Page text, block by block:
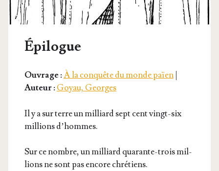
Épilogue
Ouvrage :À la conquête du monde païen|
Auteur :Goyau, Georges
Il y a sur terre un mil­liard sept cent vingt-six
mil­lions d’hommes.
Sur ce nombre, un mil­liard qua­rante-trois mil­
lions ne sont pas encore chrétiens.